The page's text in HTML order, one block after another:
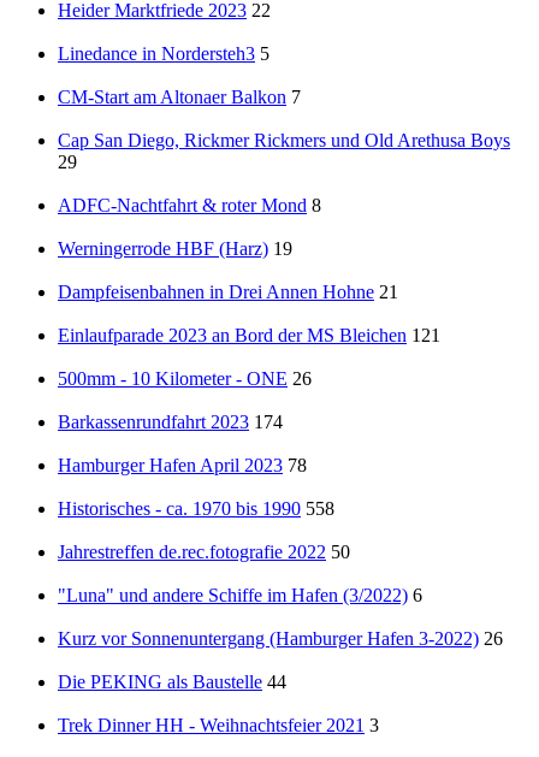
Heider Marktfriede 2023 22
Linedance in Nordersteh3 5
CM-Start am Altonaer Balkon 7
Cap San Diego, Rickmer Rickmers und Old Arethusa Boys
29
ADFC-Nachtfahrt & roter Mond 8
Werningerrode HBF (Harz) 19
Dampfeisenbahnen in Drei Annen Hohne 21
Einlaufparade 2023 an Bord der MS Bleichen 121
500mm - 10 Kilometer - ONE 26
Barkassenrundfahrt 2023 174
Hamburger Hafen April 2023 78
Historisches - ca. 1970 bis 1990 558
Jahrestreffen de.rec.fotografie 2022 50
"Luna" und andere Schiffe im Hafen (3/2022) 6
Kurz vor Sonnenuntergang (Hamburger Hafen 3-2022) 26
Die PEKING als Baustelle 44
Trek Dinner HH - Weihnachtsfeier 2021 3